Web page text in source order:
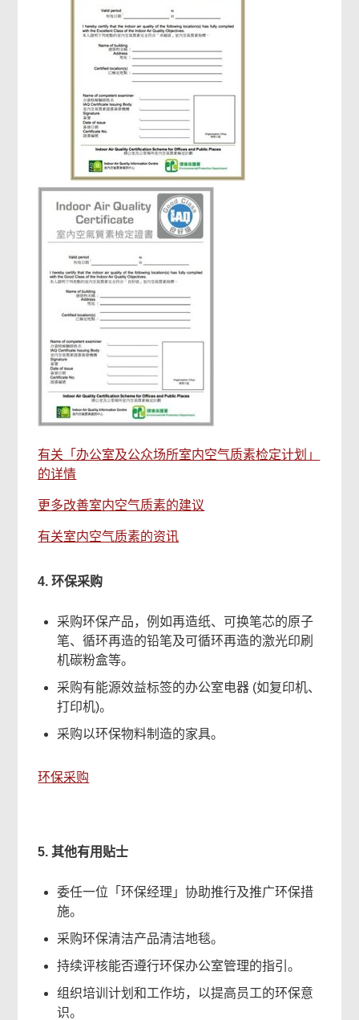
有关「办公室及公众场所室内空气质素检定计划」
的详情
更多改善室内空气质素的建议
有关室内空气质素的资讯
4. 环保采购
采购环保产品，例如再造纸、可换笔芯的原子
笔、循环再造的铅笔及可循环再造的激光印刷
机碳粉盒等。
采购有能源效益标签的办公室电器 (如复印机、
打印机)。
采购以环保物料制造的家具。
环保采购
5. 其他有用贴士
委任一位「环保经理」协助推行及推广环保措
施。
采购环保清洁产品清洁地毯。
持续评核能否遵行环保办公室管理的指引。
组织培训计划和工作坊，以提高员工的环保意
识。